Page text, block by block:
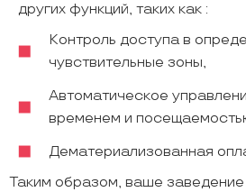
других функций, таких как :
Контроль доступа в
чувствительные зоны,
Автоматическое
временем и
Дематериализованная
Таким образом, ваше заведение